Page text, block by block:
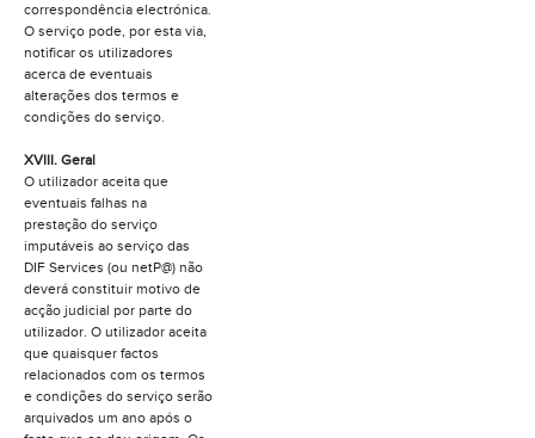
correspondência electrónica.
O serviço pode, por esta via,
notificar os utilizadores
acerca de eventuais
alterações dos termos e
condições do serviço.
XVIII. Geral
O utilizador aceita que
eventuais falhas na
prestação do serviço
imputáveis ao serviço das
DIF Services (ou netP@) não
deverá constituir motivo de
acção judicial por parte do
utilizador. O utilizador aceita
que quaisquer factos
relacionados com os termos
e condições do serviço serão
arquivados um ano após o